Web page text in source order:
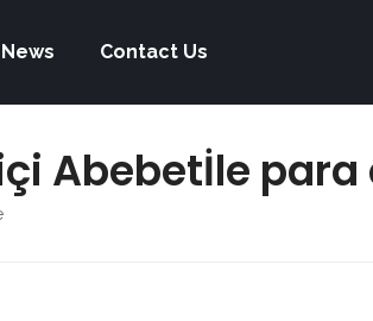
News Contact Us
Abebetİle para